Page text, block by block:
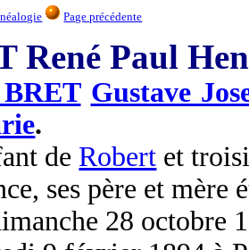
Page précédente
René Paul
Gustave
.
de Robert et
ses père et mère
28 octobre